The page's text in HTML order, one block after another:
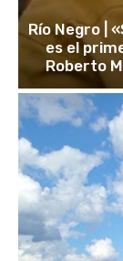
Río Negro |
es el
Roberto